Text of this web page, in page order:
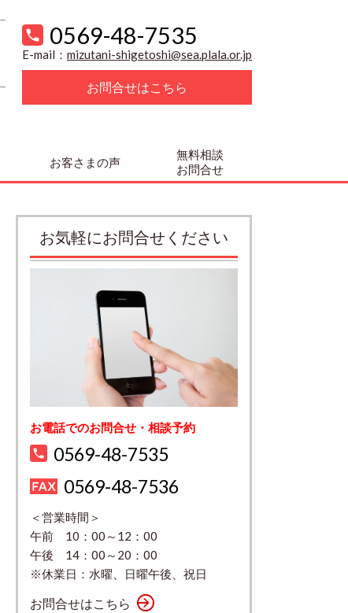
0569-48-7535
E-mail： mizutani-shigetoshi@sea.plala.or.jp
お問合せはこちら
お客さまの声
無料相談
お問合せ
お気軽にお問合せください
お電話でのお問合せ・相談予約
0569-48-7535
0569-48-7536
＜営業時間＞
午前 10：00～12：00
午後 14：00～20：00
※休業日：水曜、日曜午後、祝日
お問合せはこちら